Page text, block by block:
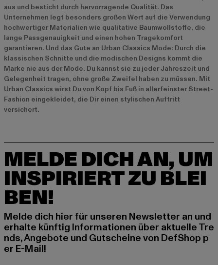
aus und besticht durch hervorragende Qualität. Das
Unternehmen legt besonders großen Wert auf die Verwendung
hochwertiger Materialien wie qualitative Baumwollstoffe, die
lange Passgenauigkeit und einen hohen Tragekomfort
garantieren. Und das Gute an Urban Classics Mode: Durch die
klassischen Schnitte und die modischen Designs kommt die
Marke nie aus der Mode. Du kannst sie zu jeder Jahreszeit und
Gelegenheit tragen, ohne große Zweifel haben zu müssen. Mit
Urban Classics wirst Du von Kopf bis Fuß in allerfeinster Street-
Fashion eingekleidet, die Dir einen stylischen Auftritt
versichert.
MELDE DICH AN, UM
INSPIRIERT ZU BLEI
BEN!
Melde dich hier für unseren Newsletter an und
erhalte künftig Informationen über aktuelle Tre
nds, Angebote und Gutscheine von DefShop p
er E-Mail!